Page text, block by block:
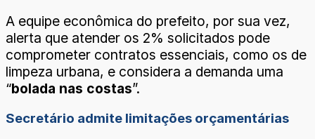
A equipe econômica do prefeito, por sua vez,
alerta que atender os 2% solicitados pode
comprometer contratos essenciais, como os de
limpeza urbana, e considera a demanda uma
“bolada nas costas”.
Secretário admite limitações orçamentárias